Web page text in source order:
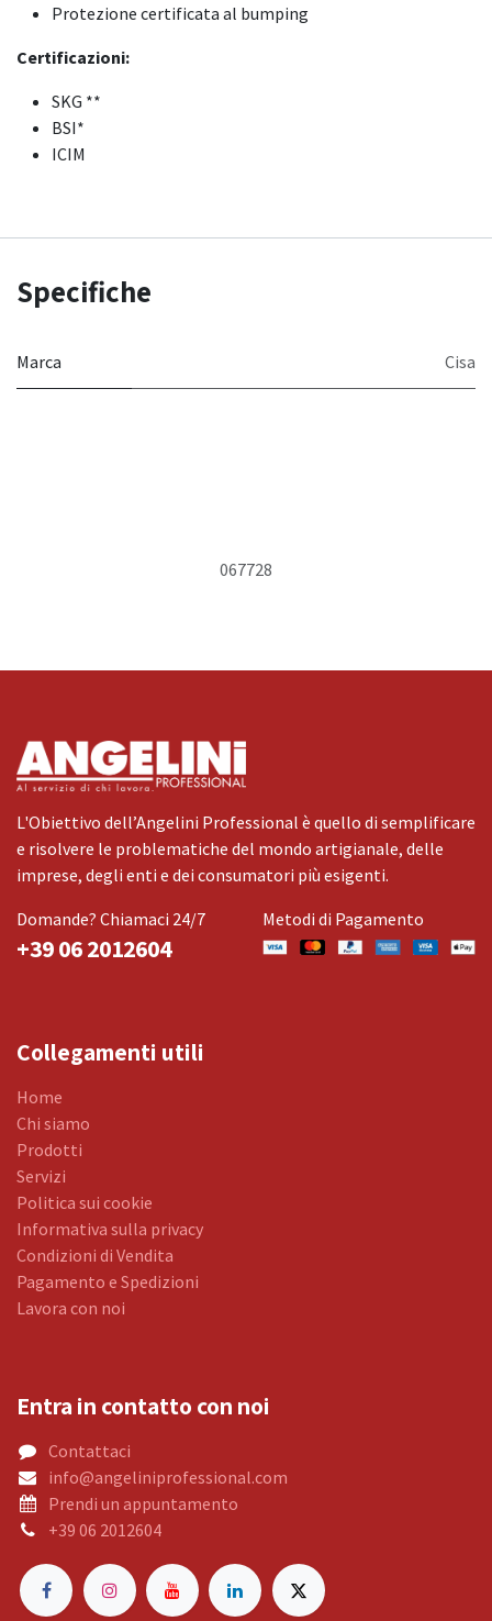
Protezione certificata al bumping
Certificazioni:
SKG **
BSI*
ICIM
Specifiche
Marca Cisa
067728
L'Obiettivo dell’Angelini Professional è quello di semplificare
e risolvere le problematiche del mondo artigianale, delle
imprese, degli enti e dei consumatori più esigenti.
Domande? Chiamaci 24/7
+39 06 2012604
Metodi di Pagamento
Collegamenti utili
Home
Chi siamo
Prodotti
Servizi
Politica sui cookie
Informativa sulla privacy
Condizioni di Vendita
Pagamento e Spedizioni
Lavora con noi
Entra in contatto con noi
Contattaci
info@angeliniprofessional.com
Prendi un appuntamento
+39 06 2012604